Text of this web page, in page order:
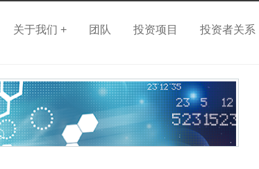
关于我们 + 团队 投资项目 投资者关系